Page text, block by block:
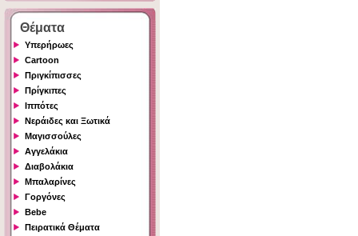
Θέματα
Υπερήρωες
Cartoon
Πριγκίπισσες
Πρίγκιπες
Ιππότες
Νεράιδες και Ξωτικά
Μαγισσούλες
Αγγελάκια
Διαβολάκια
Μπαλαρίνες
Γοργόνες
Bebe
Πειρατικά Θέματα